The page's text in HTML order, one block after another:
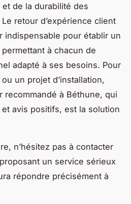
et de la durabilité des
retour d’expérience client
indispensable pour établir un
à chacun de
adapté à ses besoins. Pour
un projet d’installation,
recommandé à Béthune, qui
avis positifs, est la solution
n’hésitez pas à contacter
un service sérieux
répondre précisément à